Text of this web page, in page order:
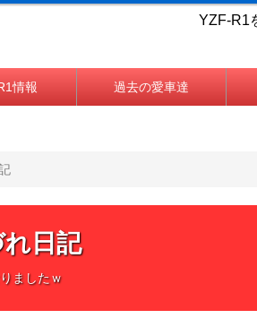
YZF-R1
情報 過去の愛車達
日記
ましたｗ